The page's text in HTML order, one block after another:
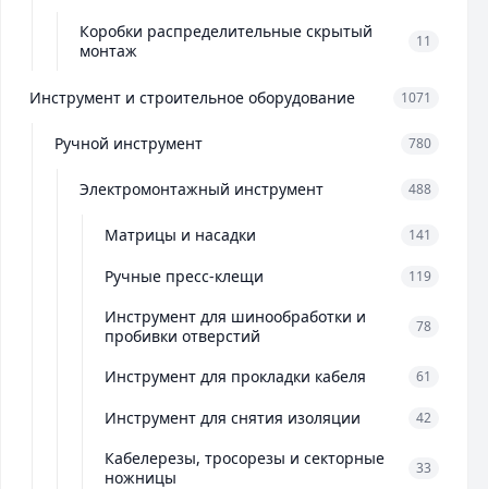
Коробки распределительные скрытый
монтаж
11
Инструмент и строительное оборудование 1071
Ручной инструмент 780
Электромонтажный инструмент 488
Матрицы и насадки 141
Ручные пресс-клещи 119
Инструмент для шинообработки и
пробивки отверстий
78
Инструмент для прокладки кабеля 61
Инструмент для снятия изоляции 42
Кабелерезы, тросорезы и секторные
ножницы
33